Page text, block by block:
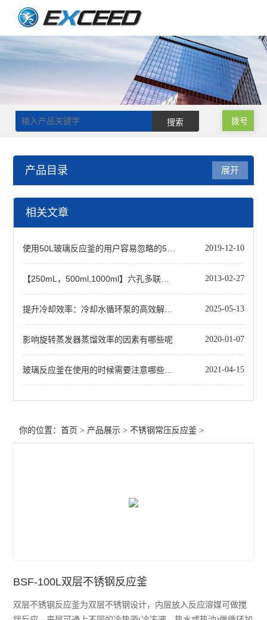
拨号
产品目录
不锈钢常压反应釜
查看全部 >>
展开
相关文章
2019-12-10
2013-02-27
2025-05-13
影响旋转蒸发器蒸馏效率的因素有哪些呢 2020-01-07
2021-04-15
你的位置：首页 > 产品展示 >不锈钢常压反应釜 >
BSF-100L双层不锈钢反应釜
双层不锈钢反应釜为双层不锈钢设计，内层放入反应溶媒可做搅